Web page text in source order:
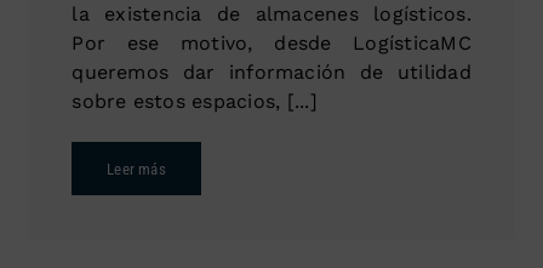
la existencia de almacenes logísticos.
Por ese motivo, desde LogísticaMC
queremos dar información de utilidad
sobre estos espacios, [...]
Leer más